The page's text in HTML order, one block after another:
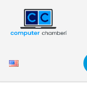
Saltar